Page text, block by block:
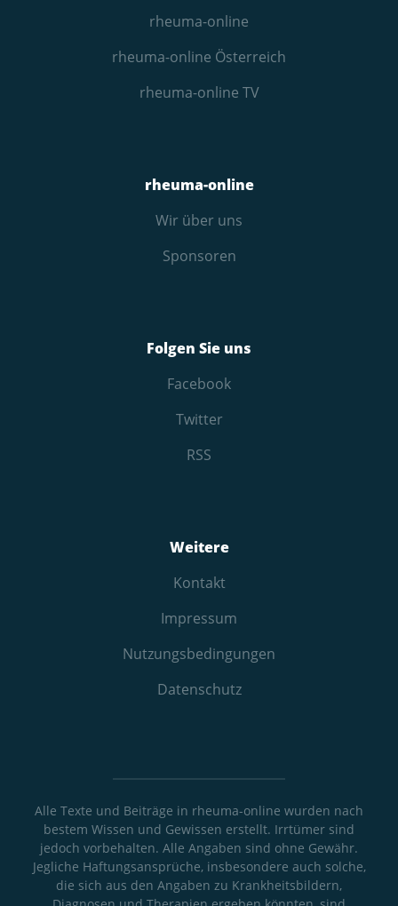
rheuma-online
rheuma-online Österreich
rheuma-online TV
rheuma-online
Wir über uns
Sponsoren
Folgen Sie uns
Facebook
Twitter
RSS
Weitere
Kontakt
Impressum
Nutzungs­bedingungen
Datenschutz
Alle Texte und Beiträge in rheuma-online wurden nach
bestem Wissen und Gewissen erstellt. Irrtümer sind
jedoch vorbehalten. Alle Angaben sind ohne Gewähr.
Jegliche Haftungsansprüche, insbesondere auch solche,
die sich aus den Angaben zu Krankheitsbildern,